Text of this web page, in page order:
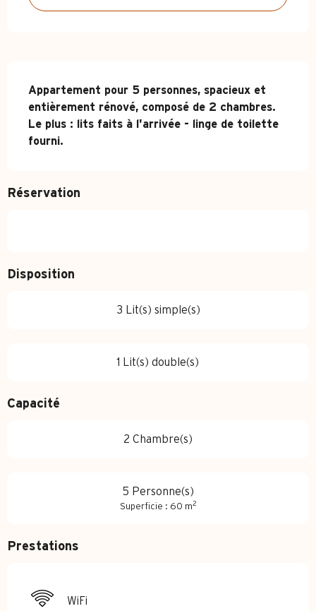
Description
Appartement pour 5 personnes, spacieux et
entièrement rénové, composé de 2 chambres.
Le plus : lits faits à l'arrivée - linge de toilette
fourni.
Réservation
Disposition
3 Lit(s) simple(s)
1 Lit(s) double(s)
Capacité
2 Chambre(s)
5 Personne(s)
Superficie : 60 m2
Prestations
WiFi